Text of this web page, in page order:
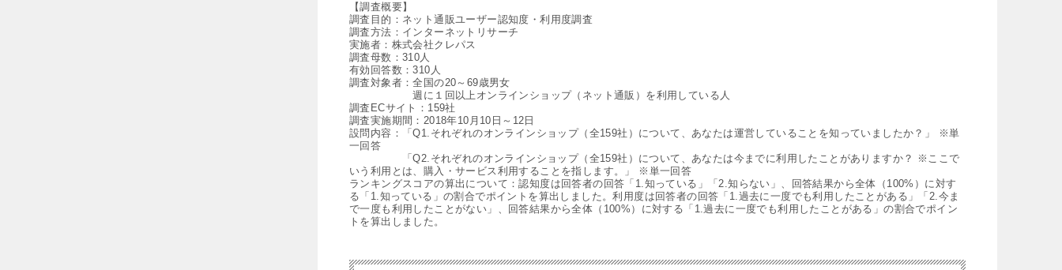
【調査概要】
調査目的：ネット通販ユーザー認知度・利用度調査
調査方法：インターネットリサーチ
実施者：株式会社クレパス
調査母数：310人
有効回答数：310人
調査対象者：全国の20～69歳男女
週に１回以上オンラインショップ（ネット通販）を利用している人
調査ECサイト：159社
調査実施期間：2018年10月10日～12日
設問内容：「Q1.それぞれのオンラインショップ（全159社）について、あなたは運営していることを知っていましたか？」 ※単
一回答
「Q2.それぞれのオンラインショップ（全159社）について、あなたは今までに利用したことがありますか？ ※ここで
いう利用とは、購入・サービス利用することを指します。」 ※単一回答
ランキングスコアの算出について：認知度は回答者の回答「1.知っている」「2.知らない」、回答結果から全体（100%）に対す
る「1.知っている」の割合でポイントを算出しました。利用度は回答者の回答「1.過去に一度でも利用したことがある」「2.今ま
で一度も利用したことがない」、回答結果から全体（100%）に対する「1.過去に一度でも利用したことがある」の割合でポイン
トを算出しました。